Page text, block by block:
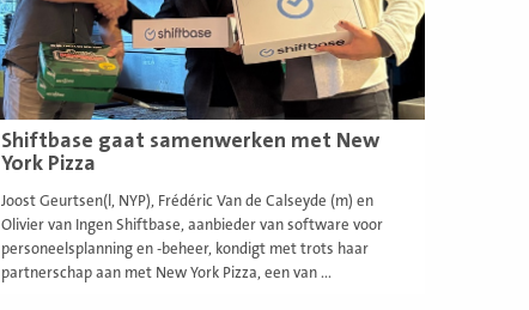
Shiftbase gaat samenwerken met New
York Pizza
Joost Geurtsen(l, NYP), Frédéric Van de Calseyde (m) en
Olivier van Ingen Shiftbase, aanbieder van software voor
personeelsplanning en -beheer, kondigt met trots haar
partnerschap aan met New York Pizza, een van ...